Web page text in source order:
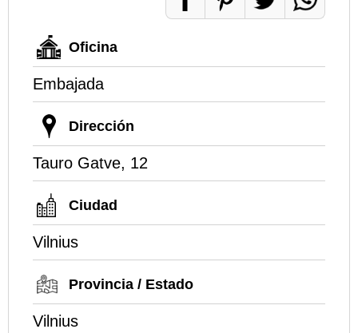
Oficina
Embajada
Dirección
Tauro Gatve, 12
Ciudad
Vilnius
Provincia / Estado
Vilnius